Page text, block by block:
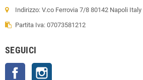
Indirizzo: V.co Ferrovia 7/8 80142 Napoli Italy
Partita Iva: 07073581212
SEGUICI
Facebook